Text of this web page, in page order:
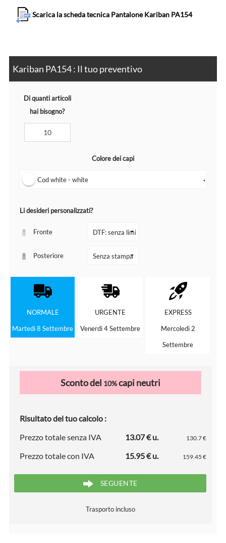
Scarica la scheda tecnica Pantalone Kariban PA154
Kariban PA154 : Il tuo preventivo
Di quanti articoli
hai bisogno?
Colore dei capi
Cod white - white ▼
Li desideri personalizzati?
Fronte
Posteriore
NORMALE
Martedì 8 Settembre
URGENTE
Venerdì 4 Settembre
EXPRESS
Mercoledì 2
Settembre
Sconto del 10%capi neutri
Risultato del tuo calcolo :
Prezzo totale senza IVA
13.07 € u. 130.7 €
Prezzo totale con IVA 15.95 € u. 159.45 €
SEGUENTE
Trasporto incluso